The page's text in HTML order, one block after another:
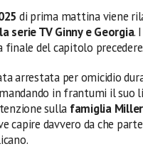
di prima mattina viene
serie TV Ginny e Georgia.
finale del capitolo precedere.
arrestata per omicidio
in frantumi il suo
sulla famiglia Miller
capire davvero da che